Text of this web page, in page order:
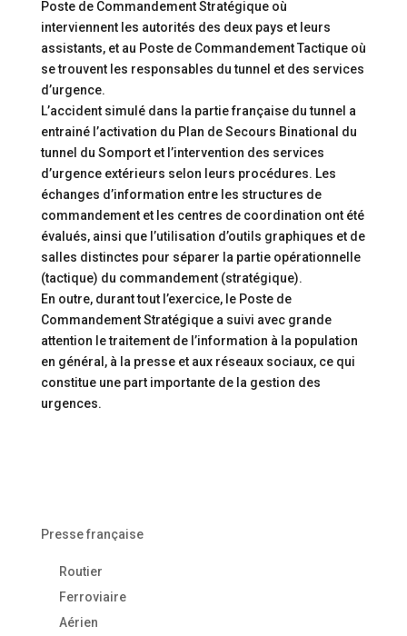
Poste de Commandement Stratégique où
interviennent les autorités des deux pays et leurs
assistants, et au Poste de Commandement Tactique où
se trouvent les responsables du tunnel et des services
d’urgence.
L’accident simulé dans la partie française du tunnel a
entrainé l’activation du Plan de Secours Binational du
tunnel du Somport et l’intervention des services
d’urgence extérieurs selon leurs procédures. Les
échanges d’information entre les structures de
commandement et les centres de coordination ont été
évalués, ainsi que l’utilisation d’outils graphiques et de
salles distinctes pour séparer la partie opérationnelle
(tactique) du commandement (stratégique).
En outre, durant tout l’exercice, le Poste de
Commandement Stratégique a suivi avec grande
attention le traitement de l’information à la population
en général, à la presse et aux réseaux sociaux, ce qui
constitue une part importante de la gestion des
urgences.
Presse française
Routier
Ferroviaire
Aérien